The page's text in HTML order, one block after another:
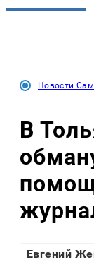
Новости
В
Евгений